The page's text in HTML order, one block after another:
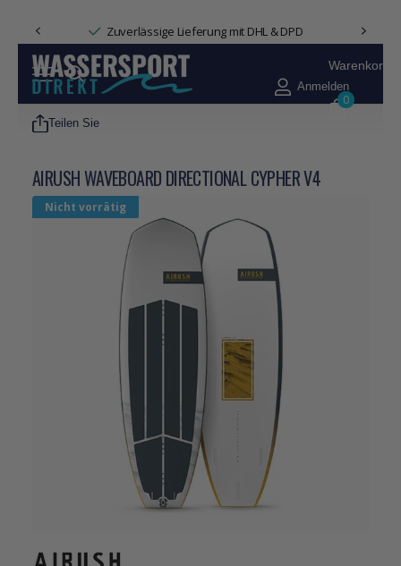
Zuverlässige Lieferung mit DHL & DPD
Anmelden
Warenkorb
0
Teilen Sie
AIRUSH WAVEBOARD DIRECTIONAL CYPHER V4
Nicht vorrätig